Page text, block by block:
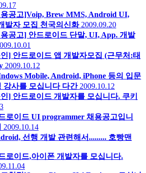
공고]Voip, Brew MMS, Android UI,
발자 모집 천국의신화 2009.09.20
공고] 안드로이드 단말, UI, App. 개발
] 안드로이드 앱 개발자모집 (근무처:태
2009.10.12
Mobile, Android, iPhone 등의 입문
강사를 모십니다 다간 2009.10.12
] 안드로이드 개발자를 모십니다. 쿠키
로이드 UI programmer 채용공고입니
2009.10.14
선행 개발 관련해서......... 호빵맨
로이드,아이폰 개발자를 모십니다.